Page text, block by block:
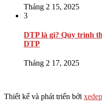
Tháng 2 15, 2025
3
DTP là gì? Quy trình
DTP
Tháng 2 17, 2025
Thiết kế và phát triển bởi